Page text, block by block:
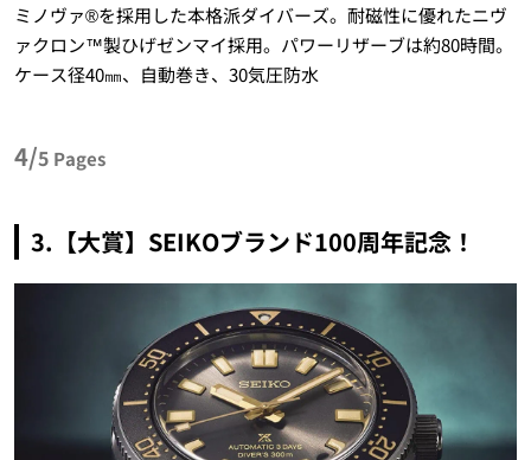
ミノヴァ®を採用した本格派ダイバーズ。耐磁性に優れたニヴ
ァクロン™製ひげゼンマイ採用。パワーリザーブは約80時間。
ケース径40㎜、自動巻き、30気圧防水
4/5 Pages
3.【大賞】SEIKOブランド100周年記念！